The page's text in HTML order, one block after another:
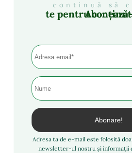
continuă să
Abonează-te pentru
Adresa ta de e-mail este folosită
newsletter-ul nostru și informații